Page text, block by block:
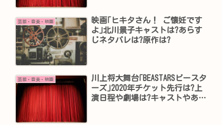
芸能・音楽・映画
映画｢ヒキタさん！ ご懐妊です
よ｣北川景子キャストは?あらす
じネタバレは?原作は?
芸能・音楽・映画
川上将大舞台｢BEASTARSビースタ
ーズ｣2020年チケット先行は?上
演日程や劇場は?キャストやあら